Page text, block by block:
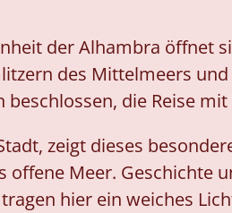
der Alhambra öffnet
des Mittelmeers
die Reise
zeigt dieses
Meer. Geschichte
hier ein weiches